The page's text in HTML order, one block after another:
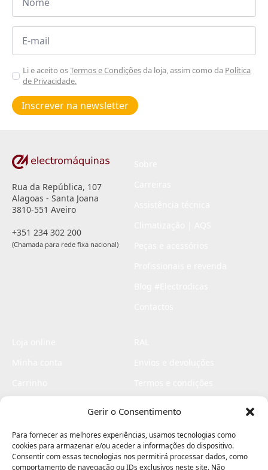
Gerir o Consentimento
Para fornecer as melhores experiências, usamos tecnologias como
cookies para armazenar e/ou aceder a informações do dispositivo.
Consentir com essas tecnologias nos permitirá processar dados, como
comportamento de navegação ou IDs exclusivos neste site. Não
Email
Aceitar
Poiticas
de
privacidade
Li e aceito osTermos e Condiçõesda loja, assim como da Política
de Privacidade.
Inscrever na newsletter
Rua da República, 107
Alagoas - Santa Joana
3810-551 Aveiro
+351 234 302 200
(Chamada para rede fixa nacional)
Livro de elogios